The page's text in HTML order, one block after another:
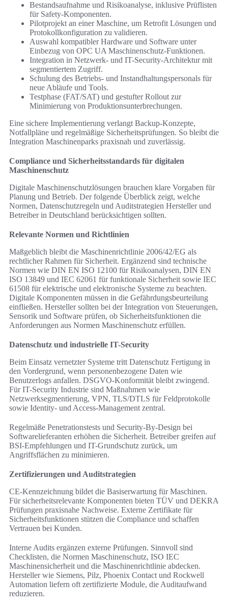
Bestandsaufnahme und Risikoanalyse, inklusive Prüflisten
für Safety-Komponenten.
Pilotprojekt an einer Maschine, um Retrofit Lösungen und
Protokollkonfiguration zu validieren.
Auswahl kompatibler Hardware und Software unter
Einbezug von OPC UA Maschinenschutz-Funktionen.
Integration in Netzwerk- und IT-Security-Architektur mit
segmentiertem Zugriff.
Schulung des Betriebs- und Instandhaltungspersonals für
neue Abläufe und Tools.
Testphase (FAT/SAT) und gestufter Rollout zur
Minimierung von Produktionsunterbrechungen.
Eine sichere Implementierung verlangt Backup-Konzepte,
Notfallpläne und regelmäßige Sicherheitsprüfungen. So bleibt die
Integration Maschinenparks praxisnah und zuverlässig.
Compliance und Sicherheitsstandards für digitalen
Maschinenschutz
Digitale Maschinenschutzlösungen brauchen klare Vorgaben für
Planung und Betrieb. Der folgende Überblick zeigt, welche
Normen, Datenschutzregeln und Auditstrategien Hersteller und
Betreiber in Deutschland berücksichtigen sollten.
Relevante Normen und Richtlinien
Maßgeblich bleibt die Maschinenrichtlinie 2006/42/EG als
rechtlicher Rahmen für Sicherheit. Ergänzend sind technische
Normen wie DIN EN ISO 12100 für Risikoanalysen, DIN EN
ISO 13849 und IEC 62061 für funktionale Sicherheit sowie IEC
61508 für elektrische und elektronische Systeme zu beachten.
Digitale Komponenten müssen in die Gefährdungsbeurteilung
einfließen. Hersteller sollten bei der Integration von Steuerungen,
Sensorik und Software prüfen, ob Sicherheitsfunktionen die
Anforderungen aus Normen Maschinenschutz erfüllen.
Datenschutz und industrielle IT-Security
Beim Einsatz vernetzter Systeme tritt Datenschutz Fertigung in
den Vordergrund, wenn personenbezogene Daten wie
Benutzerlogs anfallen. DSGVO-Konformität bleibt zwingend.
Für IT-Security Industrie sind Maßnahmen wie
Netzwerksegmentierung, VPN, TLS/DTLS für Feldprotokolle
sowie Identity- und Access-Management zentral.
Regelmäße Penetrationstests und Security-By-Design bei
Softwarelieferanten erhöhen die Sicherheit. Betreiber greifen auf
BSI-Empfehlungen und IT-Grundschutz zurück, um
Angriffsflächen zu minimieren.
Zertifizierungen und Auditstrategien
CE-Kennzeichnung bildet die Basiserwartung für Maschinen.
Für sicherheitsrelevante Komponenten bieten TÜV und DEKRA
Prüfungen praxisnahe Nachweise. Externe Zertifikate für
Sicherheitsfunktionen stützen die Compliance und schaffen
Vertrauen bei Kunden.
Interne Audits ergänzen externe Prüfungen. Sinnvoll sind
Checklisten, die Normen Maschinenschutz, ISO IEC
Maschinensicherheit und die Maschinenrichtlinie abdecken.
Hersteller wie Siemens, Pilz, Phoenix Contact und Rockwell
Automation liefern oft zertifizierte Module, die Auditaufwand
reduzieren.